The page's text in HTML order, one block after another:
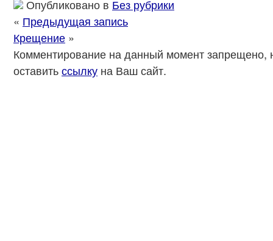
Опубликовано в Без рубрики
« Предыдущая запись
Крещение »
Комментирование на данный момент запрещено,
оставитьссылку на Ваш сайт.